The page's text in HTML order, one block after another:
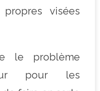
visées
pour les